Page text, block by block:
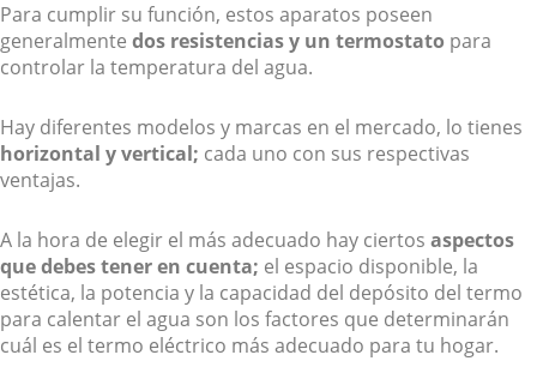
Para cumplir su función, estos aparatos poseen
generalmente dos resistencias y un termostato para
controlar la temperatura del agua.
Hay diferentes modelos y marcas en el mercado, lo tienes
horizontal y vertical; cada uno con sus respectivas
ventajas.
A la hora de elegir el más adecuado hay ciertos aspectos
que debes tener en cuenta; el espacio disponible, la
estética, la potencia y la capacidad del depósito del termo
para calentar el agua son los factores que determinarán
cuál es el termo eléctrico más adecuado para tu hogar.